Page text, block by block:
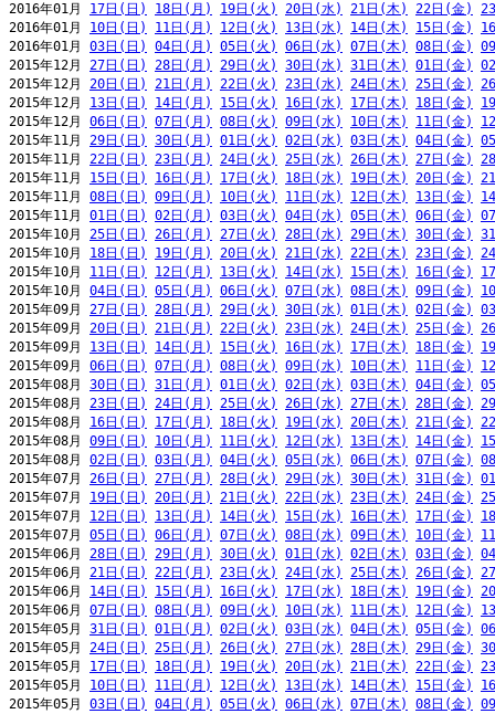
2016年01月 17日(日) 18日(月) 19日(火) 20日(水) 21日(木) 22日(金)
2016年01月 10日(日) 11日(月) 12日(火) 13日(水) 14日(木) 15日(金)
2016年01月 03日(日) 04日(月) 05日(火) 06日(水) 07日(木) 08日(金)
2015年12月 27日(日) 28日(月) 29日(火) 30日(水) 31日(木) 01日(金)
2015年12月 20日(日) 21日(月) 22日(火) 23日(水) 24日(木) 25日(金)
2015年12月 13日(日) 14日(月) 15日(火) 16日(水) 17日(木) 18日(金)
2015年12月 06日(日) 07日(月) 08日(火) 09日(水) 10日(木) 11日(金)
2015年11月 29日(日) 30日(月) 01日(火) 02日(水) 03日(木) 04日(金)
2015年11月 22日(日) 23日(月) 24日(火) 25日(水) 26日(木) 27日(金)
2015年11月 15日(日) 16日(月) 17日(火) 18日(水) 19日(木) 20日(金)
2015年11月 08日(日) 09日(月) 10日(火) 11日(水) 12日(木) 13日(金)
2015年11月 01日(日) 02日(月) 03日(火) 04日(水) 05日(木) 06日(金)
2015年10月 25日(日) 26日(月) 27日(火) 28日(水) 29日(木) 30日(金)
2015年10月 18日(日) 19日(月) 20日(火) 21日(水) 22日(木) 23日(金)
2015年10月 11日(日) 12日(月) 13日(火) 14日(水) 15日(木) 16日(金)
2015年10月 04日(日) 05日(月) 06日(火) 07日(水) 08日(木) 09日(金)
2015年09月 27日(日) 28日(月) 29日(火) 30日(水) 01日(木) 02日(金)
2015年09月 20日(日) 21日(月) 22日(火) 23日(水) 24日(木) 25日(金)
2015年09月 13日(日) 14日(月) 15日(火) 16日(水) 17日(木) 18日(金)
2015年09月 06日(日) 07日(月) 08日(火) 09日(水) 10日(木) 11日(金)
2015年08月 30日(日) 31日(月) 01日(火) 02日(水) 03日(木) 04日(金)
2015年08月 23日(日) 24日(月) 25日(火) 26日(水) 27日(木) 28日(金)
2015年08月 16日(日) 17日(月) 18日(火) 19日(水) 20日(木) 21日(金)
2015年08月 09日(日) 10日(月) 11日(火) 12日(水) 13日(木) 14日(金)
2015年08月 02日(日) 03日(月) 04日(火) 05日(水) 06日(木) 07日(金)
2015年07月 26日(日) 27日(月) 28日(火) 29日(水) 30日(木) 31日(金)
2015年07月 19日(日) 20日(月) 21日(火) 22日(水) 23日(木) 24日(金)
2015年07月 12日(日) 13日(月) 14日(火) 15日(水) 16日(木) 17日(金)
2015年07月 05日(日) 06日(月) 07日(火) 08日(水) 09日(木) 10日(金)
2015年06月 28日(日) 29日(月) 30日(火) 01日(水) 02日(木) 03日(金)
2015年06月 21日(日) 22日(月) 23日(火) 24日(水) 25日(木) 26日(金)
2015年06月 14日(日) 15日(月) 16日(火) 17日(水) 18日(木) 19日(金)
2015年06月 07日(日) 08日(月) 09日(火) 10日(水) 11日(木) 12日(金)
2015年05月 31日(日) 01日(月) 02日(火) 03日(水) 04日(木) 05日(金)
2015年05月 24日(日) 25日(月) 26日(火) 27日(水) 28日(木) 29日(金)
2015年05月 17日(日) 18日(月) 19日(火) 20日(水) 21日(木) 22日(金)
2015年05月 10日(日) 11日(月) 12日(火) 13日(水) 14日(木) 15日(金)
2015年05月 03日(日) 04日(月) 05日(火) 06日(水) 07日(木) 08日(金)